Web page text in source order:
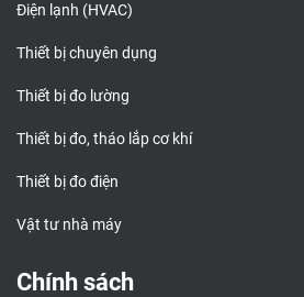
Điện lạnh (HVAC)
Thiết bị chuyên dụng
Thiết bị đo lường
Thiết bị đo, tháo lắp cơ khí
Thiết bị đo điện
Vật tư nhà máy
Chính sách